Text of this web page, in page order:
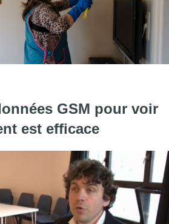
GSM pour voir
est efficace